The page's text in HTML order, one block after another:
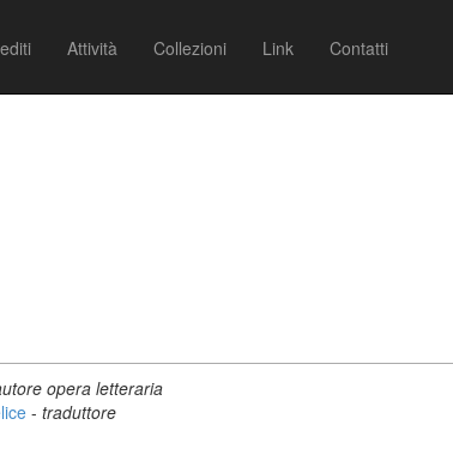
Attività Collezioni Link Contatti
opera letteraria
- traduttore